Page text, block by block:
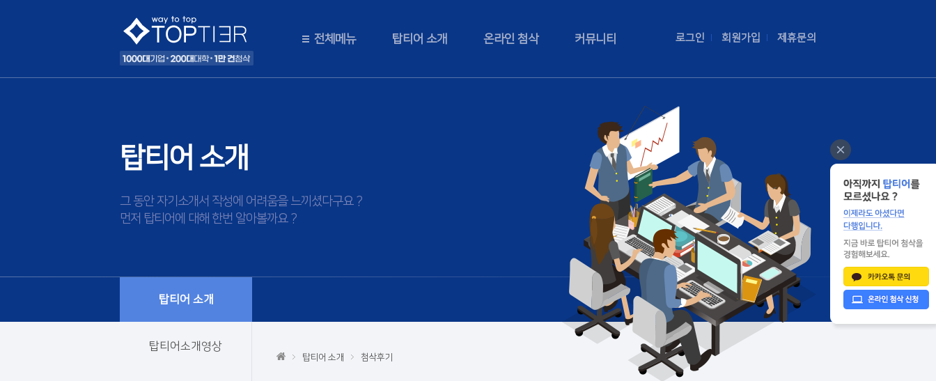
전체메뉴 탑티어 소개 온라인 첨삭 커뮤니티 로그인 회원가입 제휴문의
탑티어 소개
그 동안 자기소개서 작성에 어려움을 느끼셨다구요 ?
먼저 탑티어에 대해 한번 알아볼까요 ?
탑티어 소개
탑티어소개영상
탑티어 소개 첨삭후기